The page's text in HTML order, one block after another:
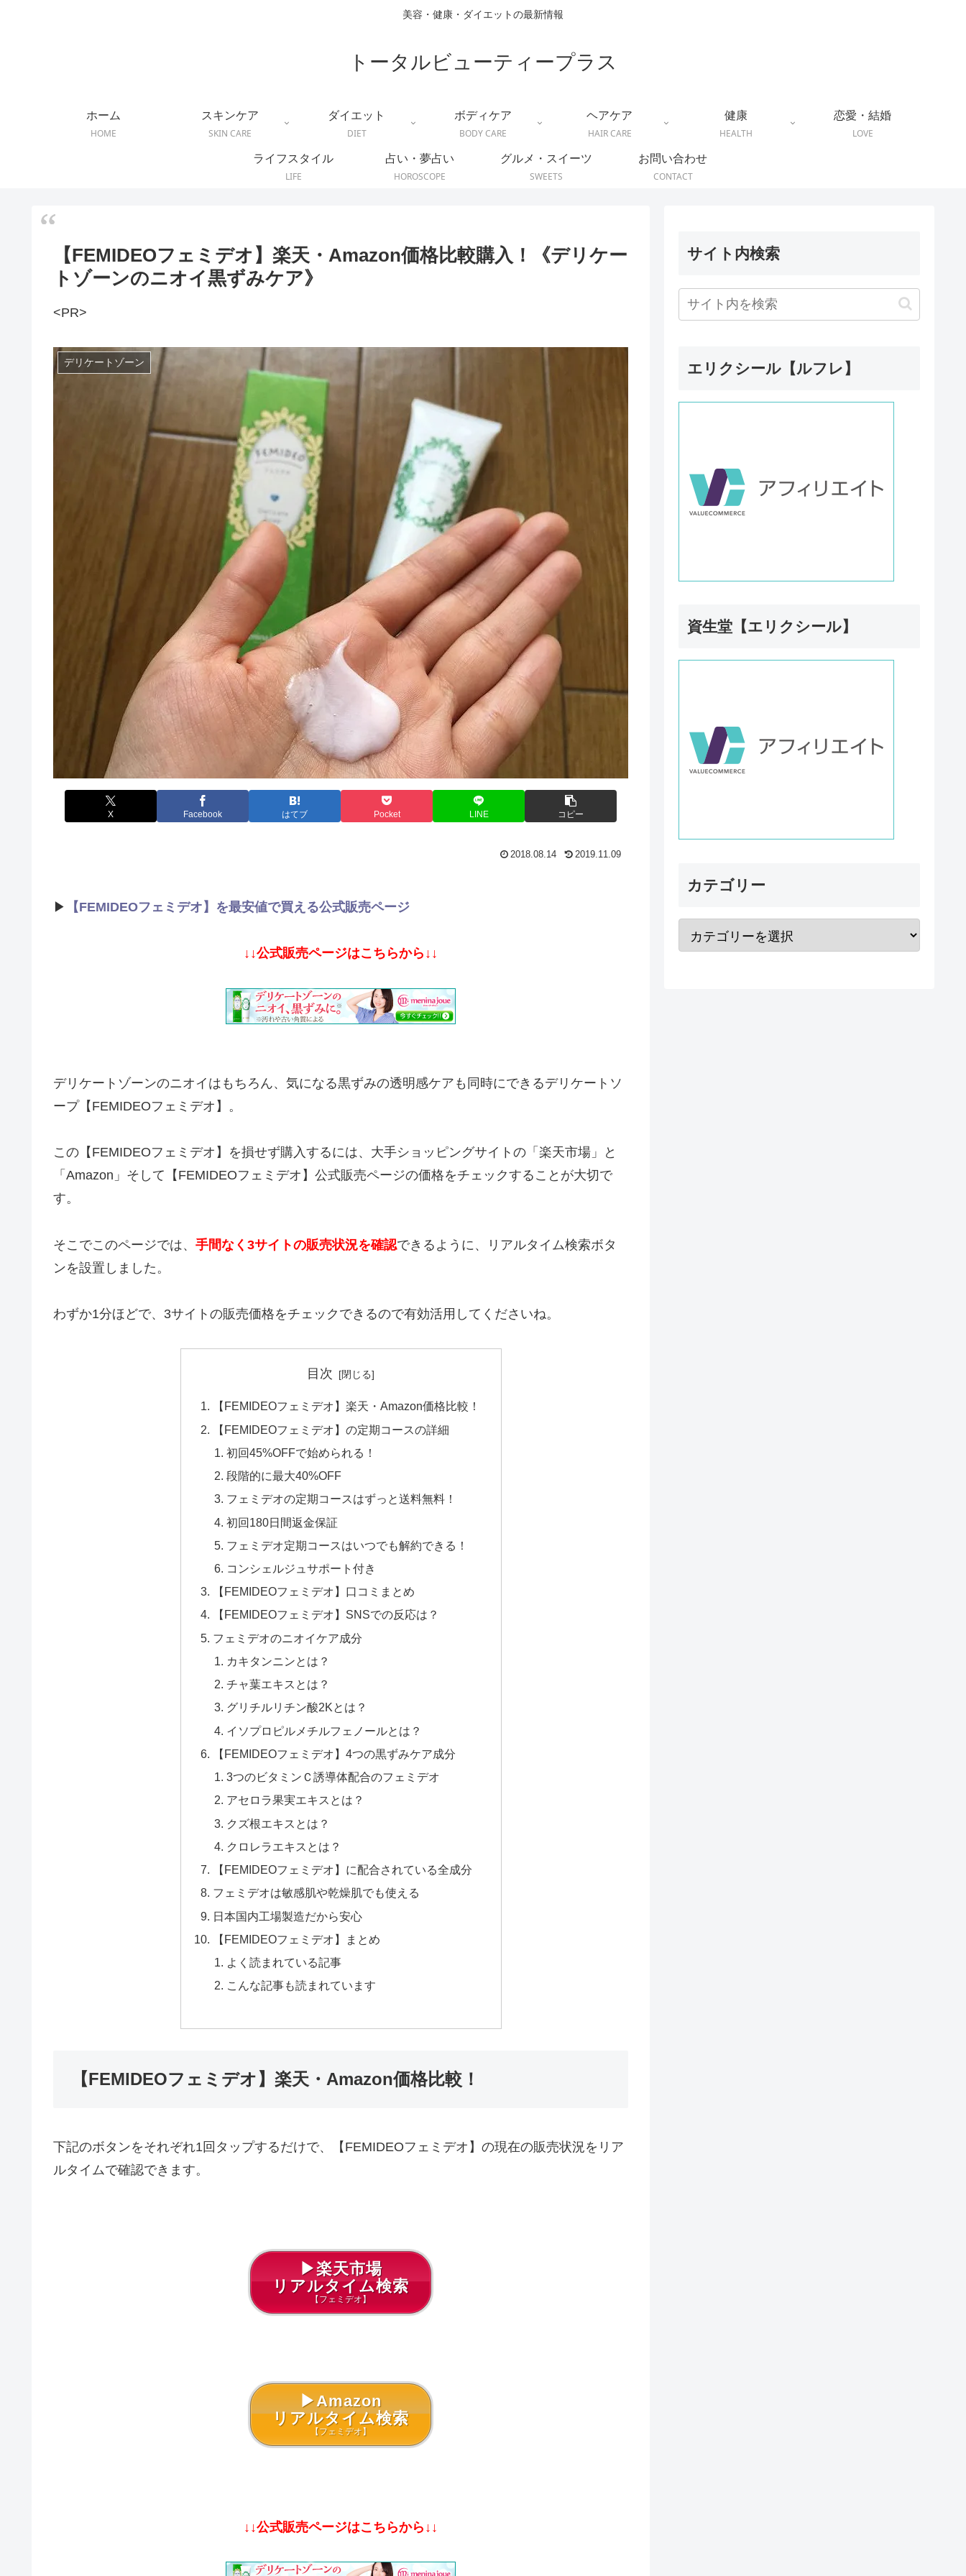
美容・健康・ダイエットの最新情報
トータルビューティープラス
ホーム
HOME
スキンケア
SKIN CARE
ダイエット
DIET
ボディケア
BODY CARE
ヘアケア
HAIR CARE
健康
HEALTH
恋愛・結婚
LOVE
ライフスタイル
LIFE
占い・夢占い
HOROSCOPE
グルメ・スイーツ
SWEETS
お問い合わせ
CONTACT
【FEMIDEOフェミデオ】楽天・Amazon価格比較購入！《デリケー
トゾーンのニオイ黒ずみケア》
<PR>
デリケートゾーン
X Facebook はてブ Pocket LINE コピー
2018.08.14 2019.11.09
▶ 【FEMIDEOフェミデオ】を最安値で買える公式販売ページ
↓↓公式販売ページはこちらから↓↓
デリケートゾーンのニオイはもちろん、気になる黒ずみの透明感ケアも同時にできるデリケートソ
ープ【FEMIDEOフェミデオ】。
この【FEMIDEOフェミデオ】を損せず購入するには、大手ショッピングサイトの「楽天市場」と
「Amazon」そして【FEMIDEOフェミデオ】公式販売ページの価格をチェックすることが大切で
す。
そこでこのページでは、 手間なく3サイトの販売状況を確認できるように、リアルタイム検索ボタ
ンを設置しました。
わずか1分ほどで、3サイトの販売価格をチェックできるので有効活用してくださいね。
目次
【FEMIDEOフェミデオ】楽天・Amazon価格比較！
【FEMIDEOフェミデオ】の定期コースの詳細
初回45%OFFで始められる！
段階的に最大40%OFF
フェミデオの定期コースはずっと送料無料！
初回180日間返金保証
フェミデオ定期コースはいつでも解約できる！
コンシェルジュサポート付き
【FEMIDEOフェミデオ】口コミまとめ
【FEMIDEOフェミデオ】SNSでの反応は？
フェミデオのニオイケア成分
カキタンニンとは？
チャ葉エキスとは？
グリチルリチン酸2Kとは？
イソプロピルメチルフェノールとは？
【FEMIDEOフェミデオ】4つの黒ずみケア成分
3つのビタミンＣ誘導体配合のフェミデオ
アセロラ果実エキスとは？
クズ根エキスとは？
クロレラエキスとは？
【FEMIDEOフェミデオ】に配合されている全成分
フェミデオは敏感肌や乾燥肌でも使える
日本国内工場製造だから安心
【FEMIDEOフェミデオ】まとめ
よく読まれている記事
こんな記事も読まれています
【FEMIDEOフェミデオ】楽天・Amazon価格比較！
下記のボタンをそれぞれ1回タップするだけで、【FEMIDEOフェミデオ】の現在の販売状況をリア
ルタイムで確認できます。
▶楽天市場
リアルタイム検索
【フェミデオ】
▶Amazon
リアルタイム検索
【フェミデオ】
↓↓公式販売ページはこちらから↓↓
サイト内検索
エリクシール【ルフレ】
資生堂【エリクシール】
カテゴリー